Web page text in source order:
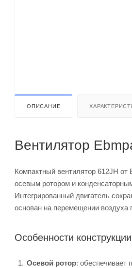
ОПИСАНИЕ
Вентилятор
Компактный вентилятор 612JH
осевым ротором и
Интегрированный двигатель
основан на перемещении воздуха
Особенности конструкции
Осевой ротор: обеспечивает